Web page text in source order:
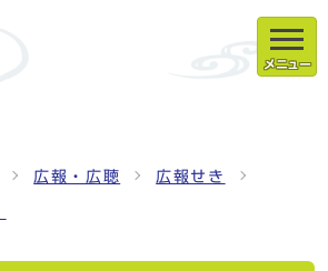
メニュー
広報・広聴 広報せき